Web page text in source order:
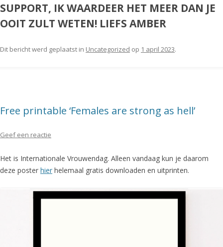
SUPPORT, IK WAARDEER HET MEER DAN JE
OOIT ZULT WETEN! LIEFS AMBER
Dit bericht werd geplaatst in Uncategorized op 1 april 2023.
Free printable ‘Females are strong as hell’
Geef een reactie
Het is Internationale Vrouwendag. Alleen vandaag kun je daarom
deze poster hier helemaal gratis downloaden en uitprinten.